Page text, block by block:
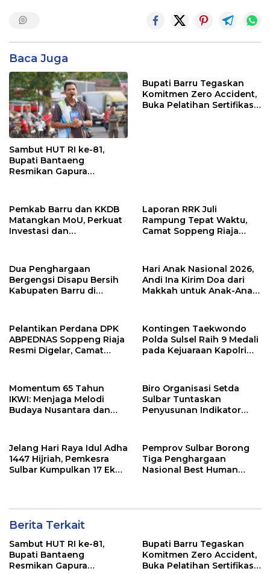
Baca Juga
Sambut HUT RI ke-81,
Bupati Bantaeng
Resmikan Gapura
Bupati Barru Tegaskan
Komitmen Zero Accident,
Buka Pelatihan Sertifikasi
Pemkab Barru dan KKDB
Matangkan MoU, Perkuat
Investasi dan
Laporan RRK Juli
Rampung Tepat Waktu,
Camat Soppeng Riaja
Dua Penghargaan
Bergengsi Disapu Bersih
Kabupaten Barru di
Hari Anak Nasional 2026,
Andi Ina Kirim Doa dari
Makkah untuk Anak-Anak
Pelantikan Perdana DPK
ABPEDNAS Soppeng Riaja
Resmi Digelar, Camat
Kontingen Taekwondo
Polda Sulsel Raih 9 Medali
pada Kejuaraan Kapolri
Momentum 65 Tahun
IKWI: Menjaga Melodi
Budaya Nusantara dan
Biro Organisasi Setda
Sulbar Tuntaskan
Penyusunan Indikator
Jelang Hari Raya Idul Adha
1447 Hijriah, Pemkesra
Sulbar Kumpulkan 17 Ekor
Pemprov Sulbar Borong
Tiga Penghargaan
Nasional Best Human
Berita Terkait
Sambut HUT RI ke-81,
Bupati Bantaeng
Resmikan Gapura
Bupati Barru Tegaskan
Komitmen Zero Accident,
Buka Pelatihan Sertifikasi